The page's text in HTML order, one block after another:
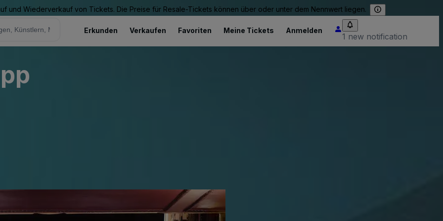
und Wiederverkauf von Tickets. Die Preise für Resale-Tickets können über oder unter dem Nennwert liegen.
Erkunden Verkaufen Favoriten Meine Tickets Anmelden
1 new notification